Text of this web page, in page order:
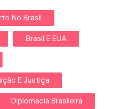
No Brasil
Brasil E EUA
E Justiça
Diplomacia Brasileira